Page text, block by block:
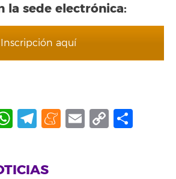
la sede electrónica:
Inscripción aquí
WhatsApp
Telegram
Meneame
Email
Copy